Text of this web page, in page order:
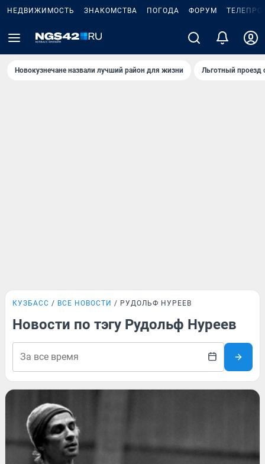
НЕДВИЖИМОСТЬ ЗНАКОМСТВА ПОГОДА ФОРУМ
Новокузнечане назвали лучший район для жизни Льготный проезд
КУЗБАСС ВСЕ НОВОСТИ РУДОЛЬФ НУРЕЕВ
Новости по тэгу Рудольф Нуреев